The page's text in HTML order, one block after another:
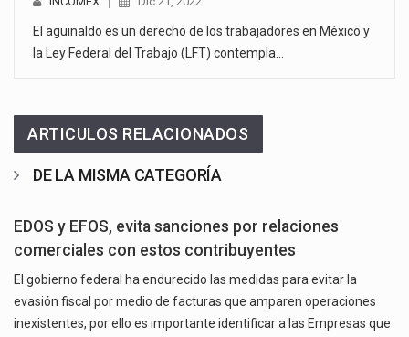
El aguinaldo es un derecho de los trabajadores en México y
la Ley Federal del Trabajo (LFT) contempla…
ARTICULOS RELACIONADOS
DE LA MISMA CATEGORÍA
EDOS y EFOS, evita sanciones por relaciones
comerciales con estos contribuyentes
El gobierno federal ha endurecido las medidas para evitar la
evasión fiscal por medio de facturas que amparen operaciones
inexistentes, por ello es importante identificar a las Empresas que